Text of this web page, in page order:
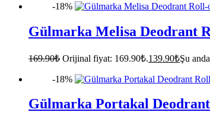
-18%
Gülmarka Melisa Deodrant
169.90₺ Orijinal fiyat: 169.90₺.139.90₺Şu
-18%
Gülmarka Portakal